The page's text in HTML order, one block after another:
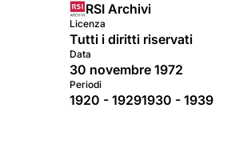
RSI Archivi
Licenza
Tutti i diritti riservati
Data
30 novembre 1972
Periodi
1920 - 19291930 - 1939